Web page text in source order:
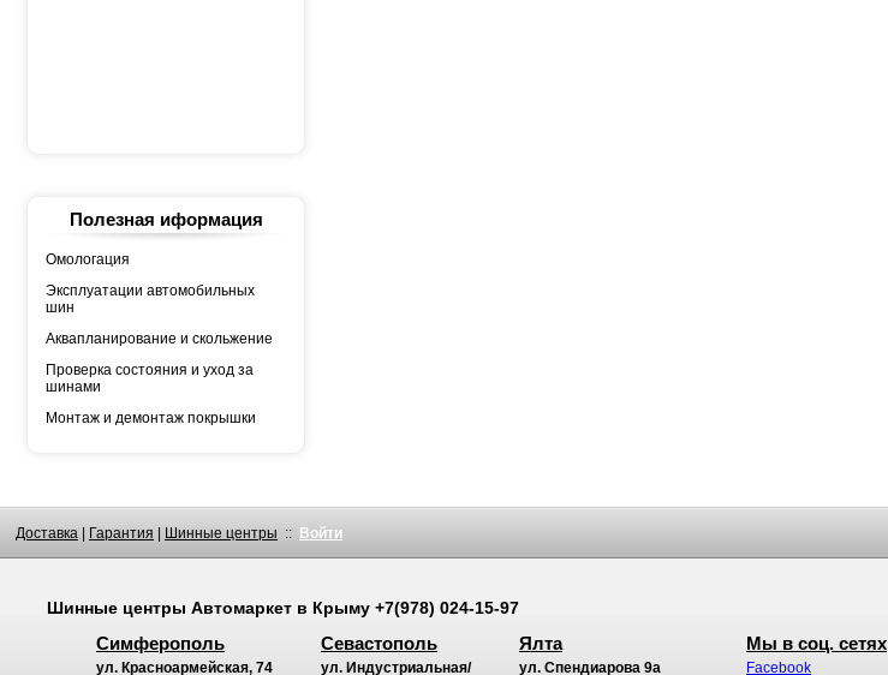
Росава
Полезная иформация
Омологация
Эксплуатации автомобильных
шин
Аквапланирование и скольжение
Проверка состояния и уход за
шинами
Монтаж и демонтаж покрышки
Доставка Гарантия Шинные центры :: Войти
Шинные центры Автомаркетв Крыму +7(978) 024-15-97
Симферополь
ул. Красноармейская, 74
Севастополь
ул. Индустриальная/
Ялта
ул. Спендиарова 9а
Мы в соц. сетях
Facebook